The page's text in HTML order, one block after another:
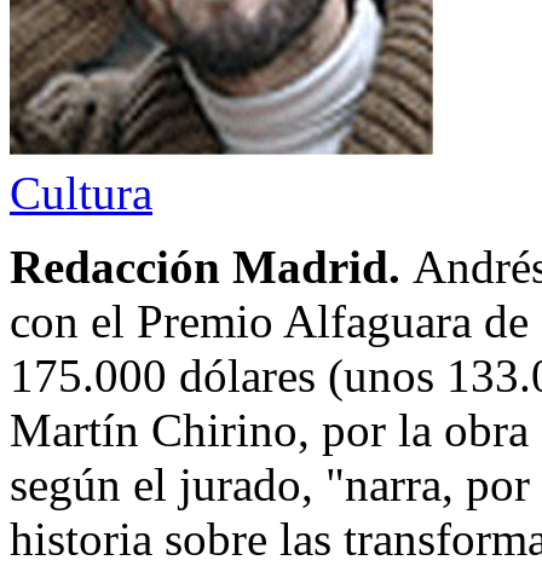
Cultura
Redacción Madrid.
con el Premio Alfaguara
175.000 dólares (unos
Martín Chirino, por la
según el jurado, "narra,
historia sobre las